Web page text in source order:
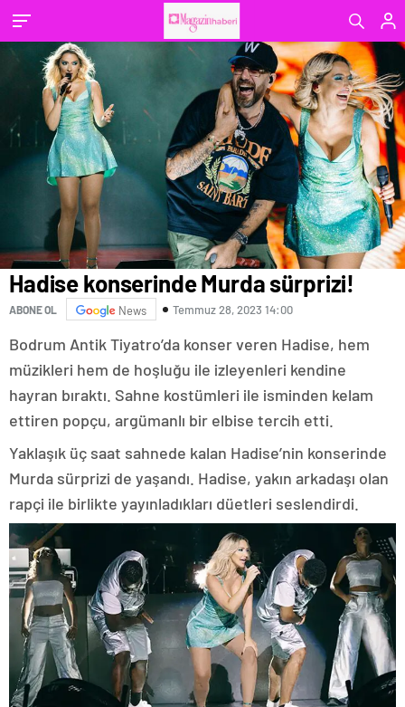
Hadise konserinde Murda sürprizi!
ABONE OL News Temmuz 28, 2023 14:00
Bodrum Antik Tiyatro’da konser veren Hadise, hem
müzikleri hem de hoşluğu ile izleyenleri kendine
hayran bıraktı. Sahne kostümleri ile isminden kelam
ettiren popçu, argümanlı bir elbise tercih etti.
Yaklaşık üç saat sahnede kalan Hadise’nin konserinde
Murda sürprizi de yaşandı. Hadise, yakın arkadaşı olan
rapçi ile birlikte yayınladıkları düetleri seslendirdi.